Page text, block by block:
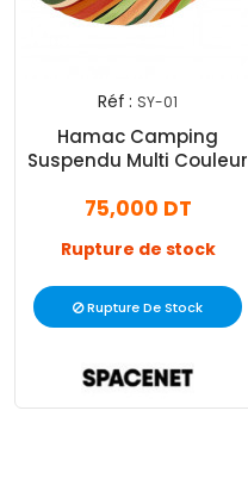
Réf : SY-01
Hamac Camping
Suspendu Multi Couleur
75,000 DT
Rupture de stock
Rupture De Stock